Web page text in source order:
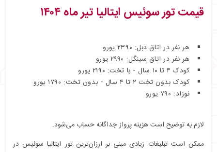
قیمت تورسوئیس ایتالیاتیر ماه ۱۴۰۴
هر نفر در اتاق دبل: ۲۳۹۰ یورو
هر نفر در اتاق سینگل: ۲۹۹۰ یورو
کودک ۴ تا ۱۰ سال - با تخت: ۲۱۹۰ یورو
کودک بدون تخت ۲ تا ۴ سال - بدون تخت: ۱۷۹۰ یورو
نوزاد: ۷۹۰ یورو
لازم به توضیح است هزینه پرواز جداگانه حساب می‌شود.
ممکن است تبلیغات زیادی مبنی بر ارزان‌ترین تور ایتالیا سوئیس در